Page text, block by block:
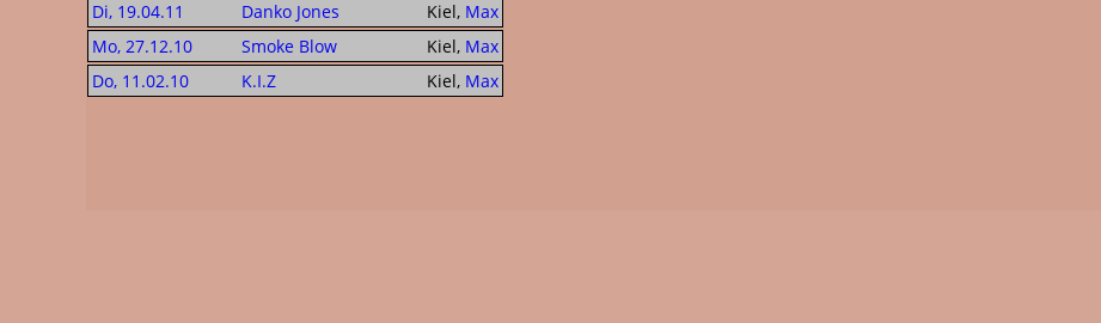
Di, 19.04.11
Danko Jones Kiel, Max
Mo, 27.12.10
Smoke Blow Kiel, Max
Do, 11.02.10
K.I.Z Kiel, Max